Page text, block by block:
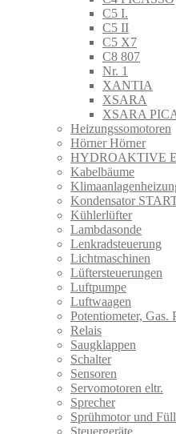
C5 I.
C5 II
C5 X7
C8 807
Nr. 1
XANTIA
XSARA
XSARA
Heizungssomotoren
Hörner Hörner
HYDROAKTIVE
Kabelbäume
Kondensator
Kühlerlüfter
Lambdasonde
Lenkradsteuerung
Lichtmaschinen
Lüftersteuerungen
Luftpumpe
Luftwaagen
Potentiometer, Gas.
Relais
Saugklappen
Schalter
Sensoren
Servomotoren eltr.
Sprecher
Sprühmotor und
Steuergeräte